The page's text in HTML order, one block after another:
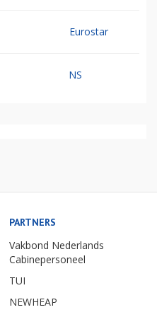
Eurostar
NS
PARTNERS
Vakbond Nederlands
Cabinepersoneel
TUI
NEWHEAP